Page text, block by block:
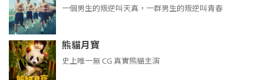
​​​一個男生的叛逆叫天真，一群男生的叛逆叫青春
熊貓月寶
史上唯一無 CG 真實熊貓主演